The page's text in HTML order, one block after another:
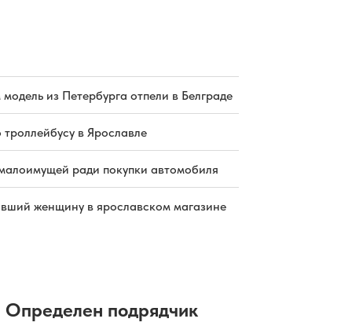
из Петербурга отпели в Белграде
троллейбусу в Ярославле
ради покупки автомобиля
женщину в ярославском магазине
Определен подрядчик